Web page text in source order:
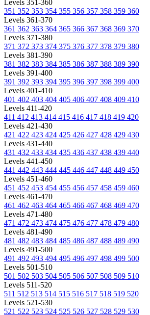
Levels 351-360
351 352 353 354 355 356 357 358 359 360
Levels 361-370
361 362 363 364 365 366 367 368 369 370
Levels 371-380
371 372 373 374 375 376 377 378 379 380
Levels 381-390
381 382 383 384 385 386 387 388 389 390
Levels 391-400
391 392 393 394 395 396 397 398 399 400
Levels 401-410
401 402 403 404 405 406 407 408 409 410
Levels 411-420
411 412 413 414 415 416 417 418 419 420
Levels 421-430
421 422 423 424 425 426 427 428 429 430
Levels 431-440
431 432 433 434 435 436 437 438 439 440
Levels 441-450
441 442 443 444 445 446 447 448 449 450
Levels 451-460
451 452 453 454 455 456 457 458 459 460
Levels 461-470
461 462 463 464 465 466 467 468 469 470
Levels 471-480
471 472 473 474 475 476 477 478 479 480
Levels 481-490
481 482 483 484 485 486 487 488 489 490
Levels 491-500
491 492 493 494 495 496 497 498 499 500
Levels 501-510
501 502 503 504 505 506 507 508 509 510
Levels 511-520
511 512 513 514 515 516 517 518 519 520
Levels 521-530
521 522 523 524 525 526 527 528 529 530